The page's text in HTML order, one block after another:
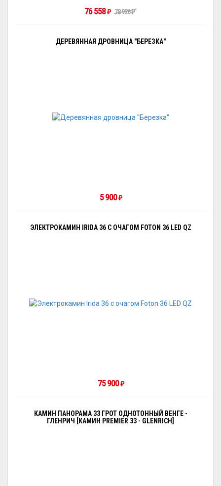
76 558₽ 78 926₽
ДЕРЕВЯННАЯ ДРОВНИЦА "БЕРЕЗКА"
5 900₽
ЭЛЕКТРОКАМИН IRIDA 36 С ОЧАГОМ FOTON 36 LED QZ
75 900₽
КАМИН ПАНОРАМА 33 ГРОТ ОДНОТОННЫЙ ВЕНГЕ -
ГЛЕНРИЧ [КАМИН PREMIER 33 - GLENRICH]